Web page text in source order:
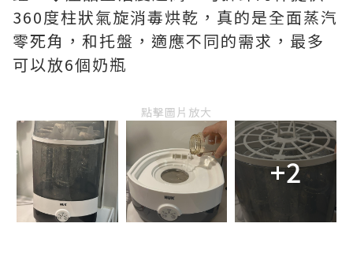
360度柱狀氣旋消毒烘乾，真的是全面蒸汽
零死角，和托盤，適應不同的需求，最多
可以放6個奶瓶
點擊圖片放大
+2